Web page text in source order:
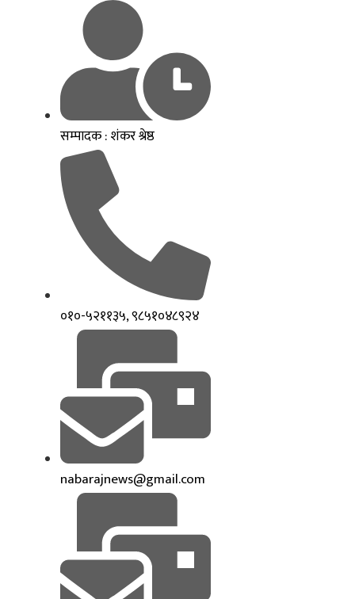
सम्पादक : शंकर श्रेष्ठ
०१०-५२११३५, ९८५१०४८९२४
nabarajnews@gmail.com